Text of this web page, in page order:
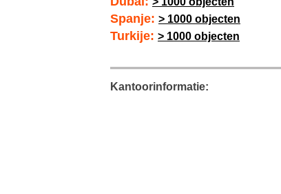
Spanje: > 1000 objecten
Turkije: > 1000 objecten
Kantoorinformatie: